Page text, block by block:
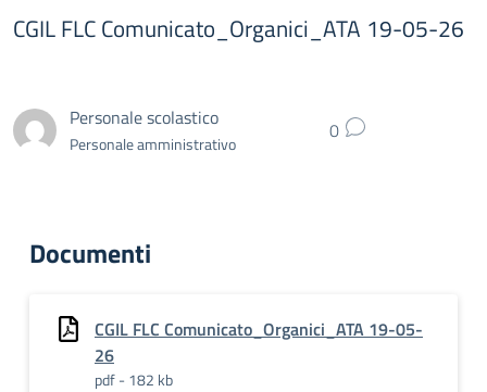
CGIL FLC Comunicato_Organici_ATA 19-05-26
Personale scolastico
Personale amministrativo 0
Documenti
CGIL FLC Comunicato_Organici_ATA 19-05-
26
pdf - 182 kb